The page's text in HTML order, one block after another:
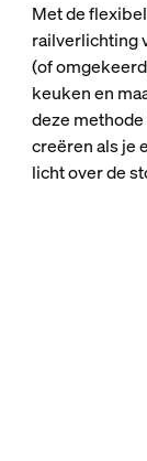
Met de
railverlichting
(of
keuken en
deze
creëren als je
licht over de